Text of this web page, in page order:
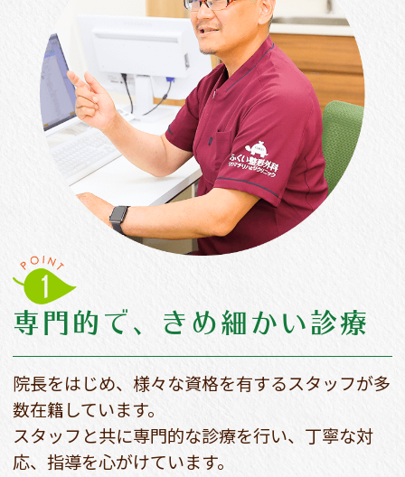
専門的で、 きめ細かい診療
院長をはじめ、様々な資格を有するスタッフが多
数在籍しています。
スタッフと共に専門的な診療を行い、丁寧な対
応、指導を心がけています。